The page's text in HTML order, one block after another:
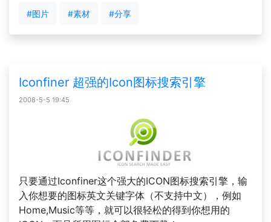
#图片 #素材 #分享
Iconfiner 超强的Icon图标搜索引擎
2008-5-5 19:45
只要通过Iconfiner这个强大的ICON图标搜索引擎，输
入你想要的图标英文关键字体（不支持中文），例如
Home,Music等等，就可以很轻松的得到你想用的